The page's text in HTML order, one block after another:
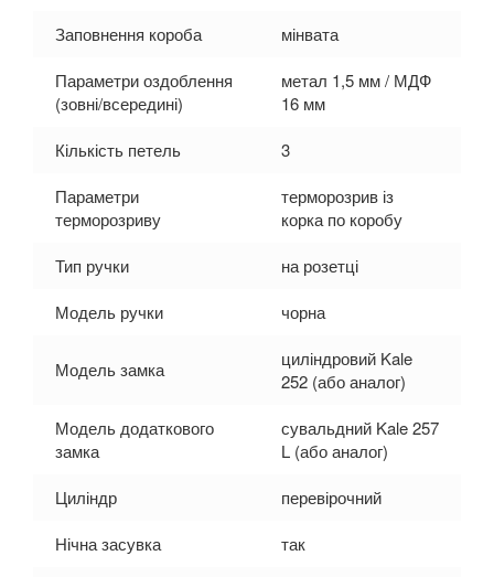
Заповнення короба
мінвата
Параметри оздоблення
(зовні/всередині)
метал 1,5 мм / МДФ
16 мм
Кількість петель
3
Параметри
терморозриву
терморозрив із
корка по коробу
Тип ручки
на розетці
Модель ручки
чорна
Модель замка
циліндровий Kale
252 (або аналог)
Модель додаткового
замка
сувальдний Kale 257
L (або аналог)
Циліндр
перевірочний
Нічна засувка
так